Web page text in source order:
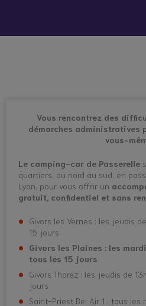
Vous rencontrez des
démarches administratives
vous-
Le camping-car de Passerelle
quartiers, du nord au sud, en
Lyon, pour vous offrir un
gratuit, confidentiel et sans
Givors les Vernes : les jeudis
15 jours
Givors les Plaines : les
tous les 15 jours
Givors Thorez : les jeudis de
jours
Saint-Priest Bel Air 1 : tous les